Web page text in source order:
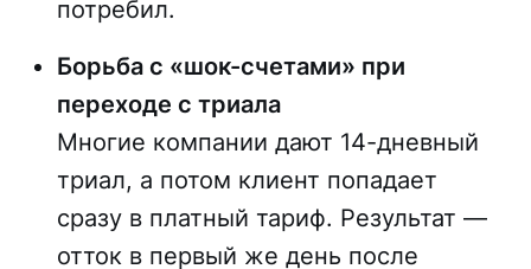
потребил.
Борьба с «шок-счетами» при
переходе с триала
Многие компании дают 14-дневный
триал, а потом клиент попадает
сразу в платный тариф. Результат —
отток в первый же день после